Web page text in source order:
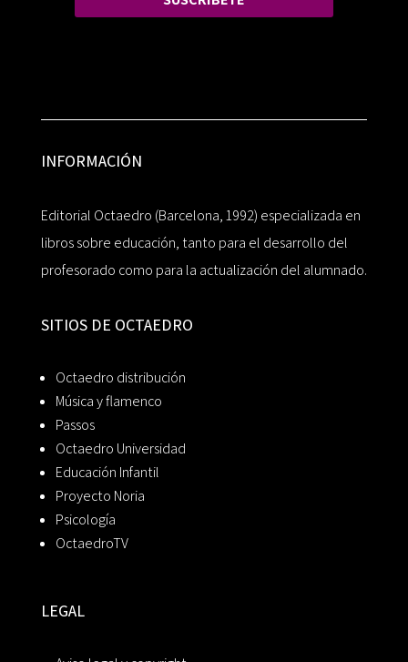
INFORMACIÓN
Editorial Octaedro (Barcelona, 1992) especializada en
libros sobre educación, tanto para el desarrollo del
profesorado como para la actualización del alumnado.
SITIOS DE OCTAEDRO
Octaedro distribución
Música y flamenco
Passos
Octaedro Universidad
Educación Infantil
Proyecto Noria
Psicología
OctaedroTV
LEGAL